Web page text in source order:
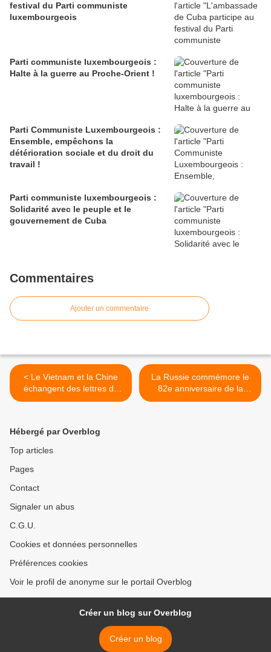
festival du Parti communiste
luxembourgeois
Parti communiste luxembourgeois :
Halte à la guerre au Proche-Orient !
Parti Communiste Luxembourgeois :
Ensemble, empêchons la
détérioration sociale et du droit du
travail !
Parti communiste luxembourgeois :
Solidarité avec le peuple et le
gouvernement de Cuba
Commentaires
Ajouter un commentaire
< Le Vietnam et la Chine
échangent des lettres de
félicitations
La Russie commémore le
82e anniversaire de la
levée du siège de
Hébergé par Overblog
Top articles
Pages
Contact
Signaler un abus
C.G.U.
Cookies et données personnelles
Préférences cookies
Voir le profil de anonyme sur le portail Overblog
Créer un blog sur Overblog
Créer un blog